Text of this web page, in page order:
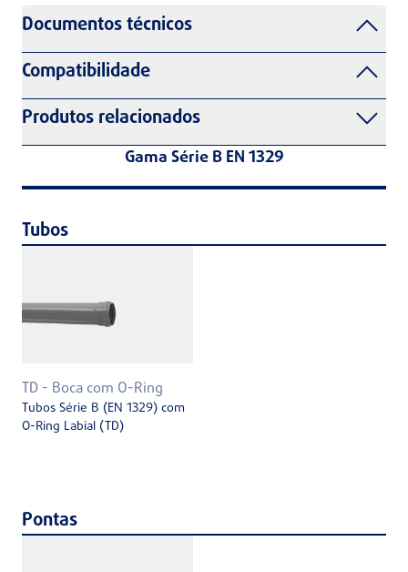
Documentos técnicos
Compatibilidade
Produtos relacionados
Gama Série B EN 1329
Tubos
TD - Boca com O-Ring
Tubos Série B (EN 1329) com
O-Ring Labial (TD)
Pontas